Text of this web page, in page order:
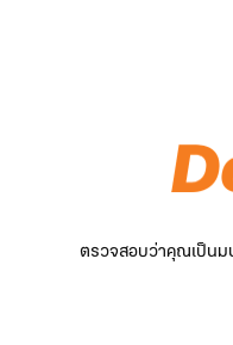
ตรวจสอบว่าคุณเป็นม